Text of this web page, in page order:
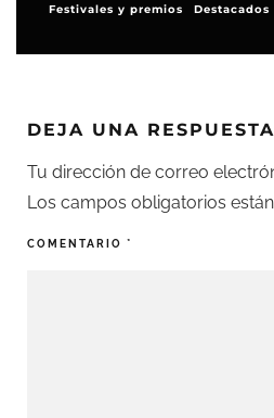
Festivales y premios Destacados
DEJA UNA RESPUESTA
Tu dirección de correo
Los campos obligatorios
COMENTARIO *